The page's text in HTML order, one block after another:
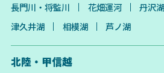
長門川・将監川
花畑運河
丹沢
津久井湖
相模湖 芦ノ湖
北陸・甲信越